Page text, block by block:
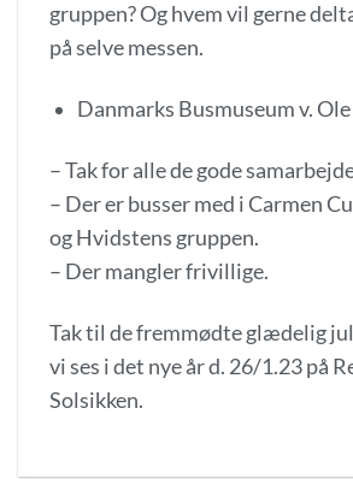
gruppen? Og hvem vil gerne
på selve messen.
Danmarks Busmuseum v.
– Tak for alle de gode
– Der er busser med i Carmen
og Hvidstens gruppen.
– Der mangler frivillige.
Tak til de fremmødte glædelig
vi ses i det nye år d. 26/1.23 på
Solsikken.